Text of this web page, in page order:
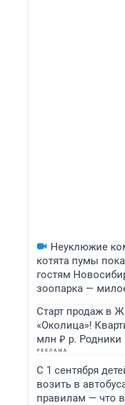
Неуклюжие
котята пумы
гостям
зоопарка —
Старт продаж в
«Околица»!
млн ₽ р. Родники
С 1 сентября
возить в
правилам — что